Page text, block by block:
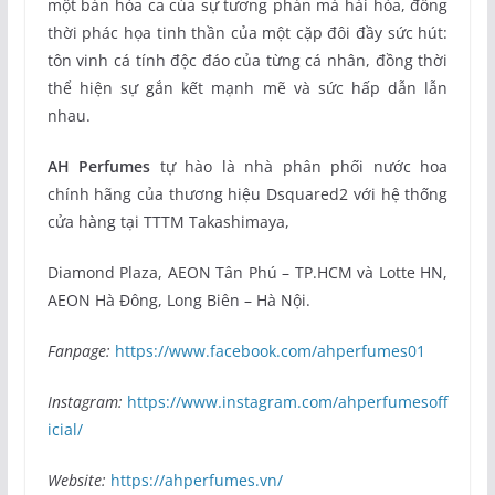
một bản hòa ca của sự tương phản mà hài hòa, đồng
thời phác họa tinh thần của một cặp đôi đầy sức hút:
tôn vinh cá tính độc đáo của từng cá nhân, đồng thời
thể hiện sự gắn kết mạnh mẽ và sức hấp dẫn lẫn
nhau.
AH Perfumes tự hào là nhà phân phối nước hoa
chính hãng của thương hiệu Dsquared2 với hệ thống
cửa hàng tại TTTM Takashimaya,
Diamond Plaza, AEON Tân Phú – TP.HCM và Lotte HN,
AEON Hà Đông, Long Biên – Hà Nội.
Fanpage: https://www.facebook.com/ahperfumes01
Instagram: https://www.instagram.com/ahperfumesoff
icial/
Website: https://ahperfumes.vn/